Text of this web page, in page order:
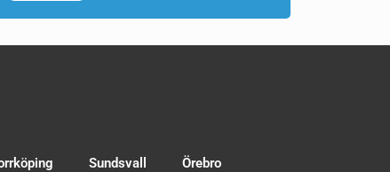
Sundsvall Örebro